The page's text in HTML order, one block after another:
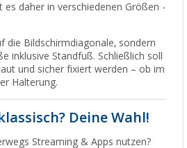
es daher in verschiedenen Größen -
die Bildschirmdiagonale, sondern
inklusive Standfuß. Schließlich soll
und sicher fixiert werden – ob im
Halterung.
Deine Wahl!
Streaming & Apps nutzen?